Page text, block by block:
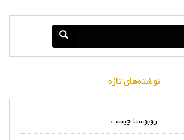
نوشته‌های تازه
روبوستا چیست